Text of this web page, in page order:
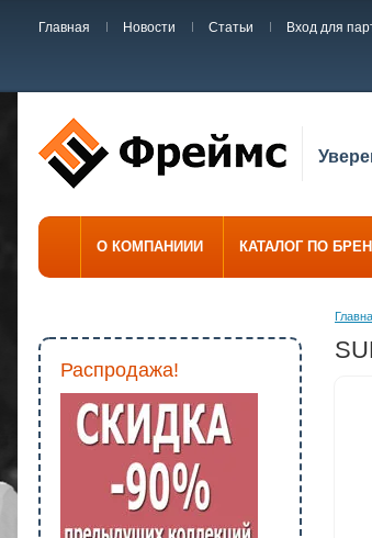
Главная Новости Статьи Вход для
О КОМПАНИИИ КАТАЛОГ ПО
Распродажа!